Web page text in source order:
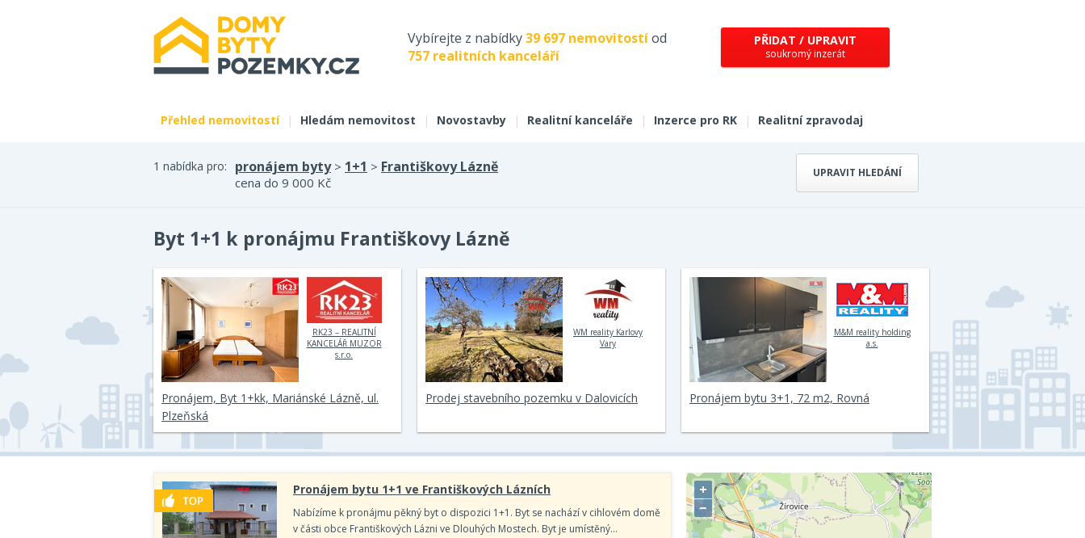
Vybírejte z nabídky39 697 nemovitostíod
757 realitních kanceláří
PŘIDAT / UPRAVIT
soukromý inzerát
Přehled nemovitostí | Hledám nemovitost | Novostavby | Realitní kanceláře | Inzerce pro RK | Realitní zpravodaj
UPRAVIT HLEDÁNÍ
1 nabídka pro: pronájem byty> 1+1 > Františkovy Lázně
cena do 9 000 Kč
Byt 1+1 k pronájmu Františkovy Lázně
RK23 – REALITNÍ
KANCELÁŘ MUZOR
s.r.o.
Pronájem, Byt 1+kk, Mariánské Lázně, ul.
Plzeňská
WM reality Karlovy
Vary
Prodej stavebního pozemku v Dalovicích
M&M reality holding
a.s.
Pronájem bytu 3+1, 72 m2, Rovná
Pronájem bytu 1+1 ve Františkových Lázních
Nabízíme k pronájmu pěkný byt o dispozici 1+1. Byt se nachází v cihlovém domě
v části obce Františkových Lázni ve Dlouhých Mostech. Byt je umístěný…
+
−